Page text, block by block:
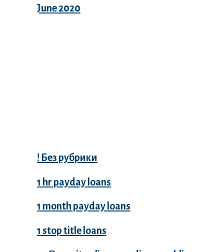
June 2020
! Без рубрики
1 hr payday loans
1 month payday loans
1 stop title loans